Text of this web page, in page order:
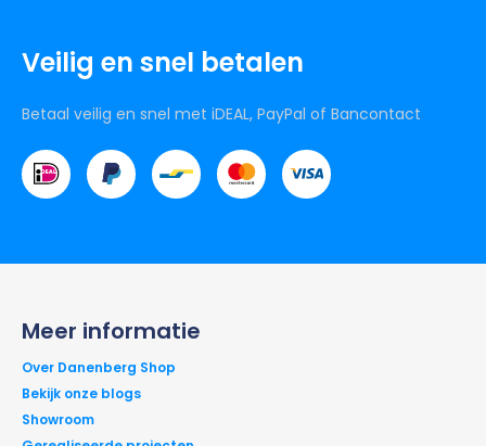
Veilig en snel betalen
Betaal veilig en snel met iDEAL, PayPal of Bancontact
Meer informatie
Over Danenberg Shop
Bekijk onze blogs
Showroom